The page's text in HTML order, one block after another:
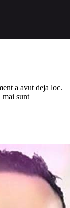
a avut deja loc.
mai sunt